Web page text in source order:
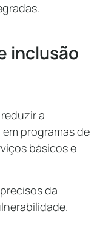
inclusão
a
programas de
básicos e
da